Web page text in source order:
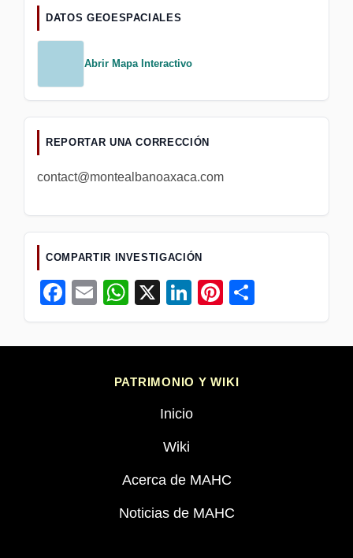
DATOS GEOESPACIALES
Abrir Mapa Interactivo
REPORTAR UNA CORRECCIÓN
contact@montealbanoaxaca.com
COMPARTIR INVESTIGACIÓN
Facebook
EmailWhatsApp
X LinkedIn
Pinterest
PATRIMONIO Y WIKI
Inicio
Wiki
Acerca de MAHC
Noticias de MAHC